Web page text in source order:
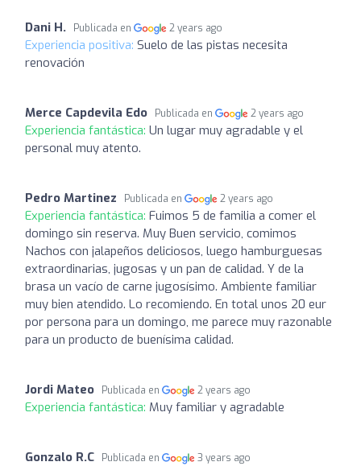
Dani H. Publicada en 2 years ago
Experiencia positiva: Suelo de las pistas necesita
renovación
Merce Capdevila Edo Publicada en 2 years ago
Experiencia fantástica: Un lugar muy agradable y el
personal muy atento.
Pedro Martinez Publicada en 2 years ago
Experiencia fantástica: Fuimos 5 de familia a comer el
domingo sin reserva. Muy Buen servicio, comimos
Nachos con jalapeños deliciosos, luego hamburguesas
extraordinarias, jugosas y un pan de calidad. Y de la
brasa un vacío de carne jugosísimo. Ambiente familiar
muy bien atendido. Lo recomiendo. En total unos 20 eur
por persona para un domingo, me parece muy razonable
para un producto de buenísima calidad.
Jordi Mateo Publicada en 2 years ago
Experiencia fantástica: Muy familiar y agradable
Gonzalo R.C Publicada en 3 years ago